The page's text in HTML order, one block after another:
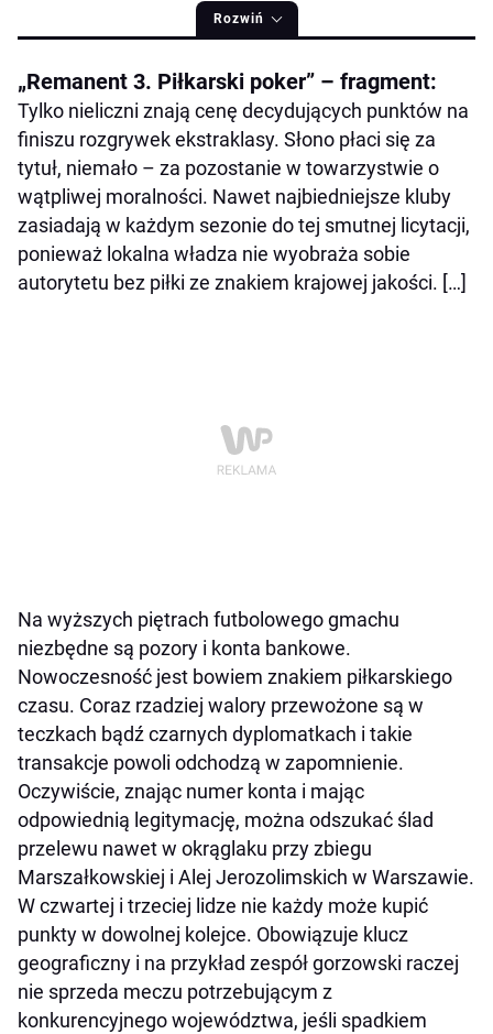
Rozwiń
„Remanent 3. Piłkarski poker” – fragment:
Tylko nieliczni znają cenę decydujących punktów na
finiszu rozgrywek ekstraklasy. Słono płaci się za
tytuł, niemało – za pozostanie w towarzystwie o
wątpliwej moralności. Nawet najbiedniejsze kluby
zasiadają w każdym sezonie do tej smutnej licytacji,
ponieważ lokalna władza nie wyobraża sobie
autorytetu bez piłki ze znakiem krajowej jakości. […]
Na wyższych piętrach futbolowego gmachu
niezbędne są pozory i konta bankowe.
Nowoczesność jest bowiem znakiem piłkarskiego
czasu. Coraz rzadziej walory przewożone są w
teczkach bądź czarnych dyplomatkach i takie
transakcje powoli odchodzą w zapomnienie.
Oczywiście, znając numer konta i mając
odpowiednią legitymację, można odszukać ślad
przelewu nawet w okrąglaku przy zbiegu
Marszałkowskiej i Alej Jerozolimskich w Warszawie.
W czwartej i trzeciej lidze nie każdy może kupić
punkty w dowolnej kolejce. Obowiązuje klucz
geograficzny i na przykład zespół gorzowski raczej
nie sprzeda meczu potrzebującym z
konkurencyjnego województwa, jeśli spadkiem